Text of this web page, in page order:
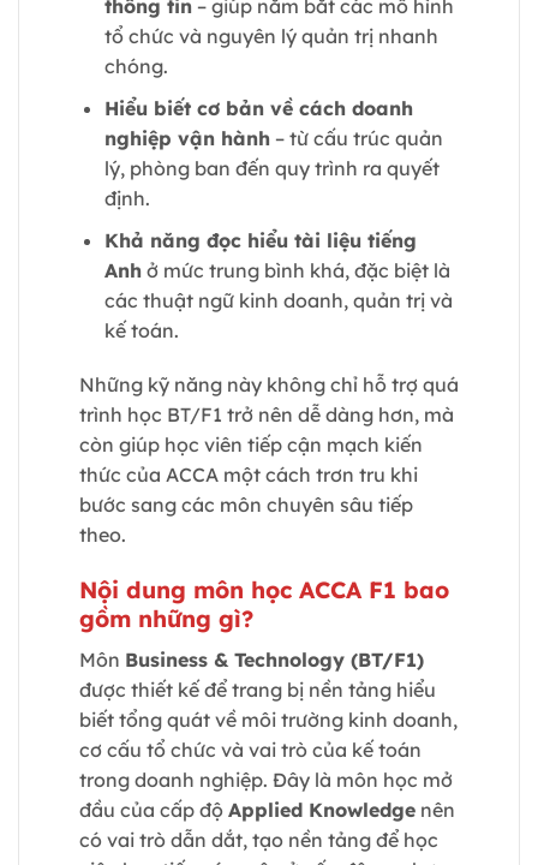
thông tin– giúp nắm bắt các mô hình
tổ chức và nguyên lý quản trị nhanh
chóng.
Hiểu biết cơ bản về cách doanh
nghiệp vận hành– từ cấu trúc quản
lý, phòng ban đến quy trình ra quyết
định.
Khả năng đọc hiểu tài liệu tiếng
Anhở mức trung bình khá, đặc biệt là
các thuật ngữ kinh doanh, quản trị và
kế toán.
Những kỹ năng này không chỉ hỗ trợ quá
trình học BT/F1 trở nên dễ dàng hơn, mà
còn giúp học viên tiếp cận mạch kiến
thức của ACCA một cách trơn tru khi
bước sang các môn chuyên sâu tiếp
theo.
Nội dung môn học ACCA F1 bao
gồm những gì?
Môn Business & Technology (BT/F1)
được thiết kế để trang bị nền tảng hiểu
biết tổng quát về môi trường kinh doanh,
cơ cấu tổ chức và vai trò của kế toán
trong doanh nghiệp. Đây là môn học mở
đầu của cấp độ Applied Knowledge nên
có vai trò dẫn dắt, tạo nền tảng để học